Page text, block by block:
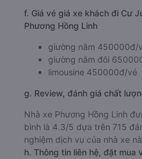
f. Giá vé giá xe khách đi Cư
Phương Hồng Linh
giường nằm 450000đ/
giường nằm đôi
limousine 450000đ/vé
g. Review, đánh giá chất
Nhà xe Phương Hồng Linh
bình là 4.3/5 dựa trên 715
nghiệm dịch vụ của nhà xe
h. Thông tin liên hệ, đặt mua